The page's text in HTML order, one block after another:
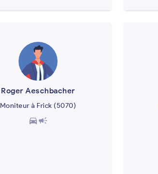
Roger Aeschbacher
Moniteur à Frick (5070)
directions_carcampaign